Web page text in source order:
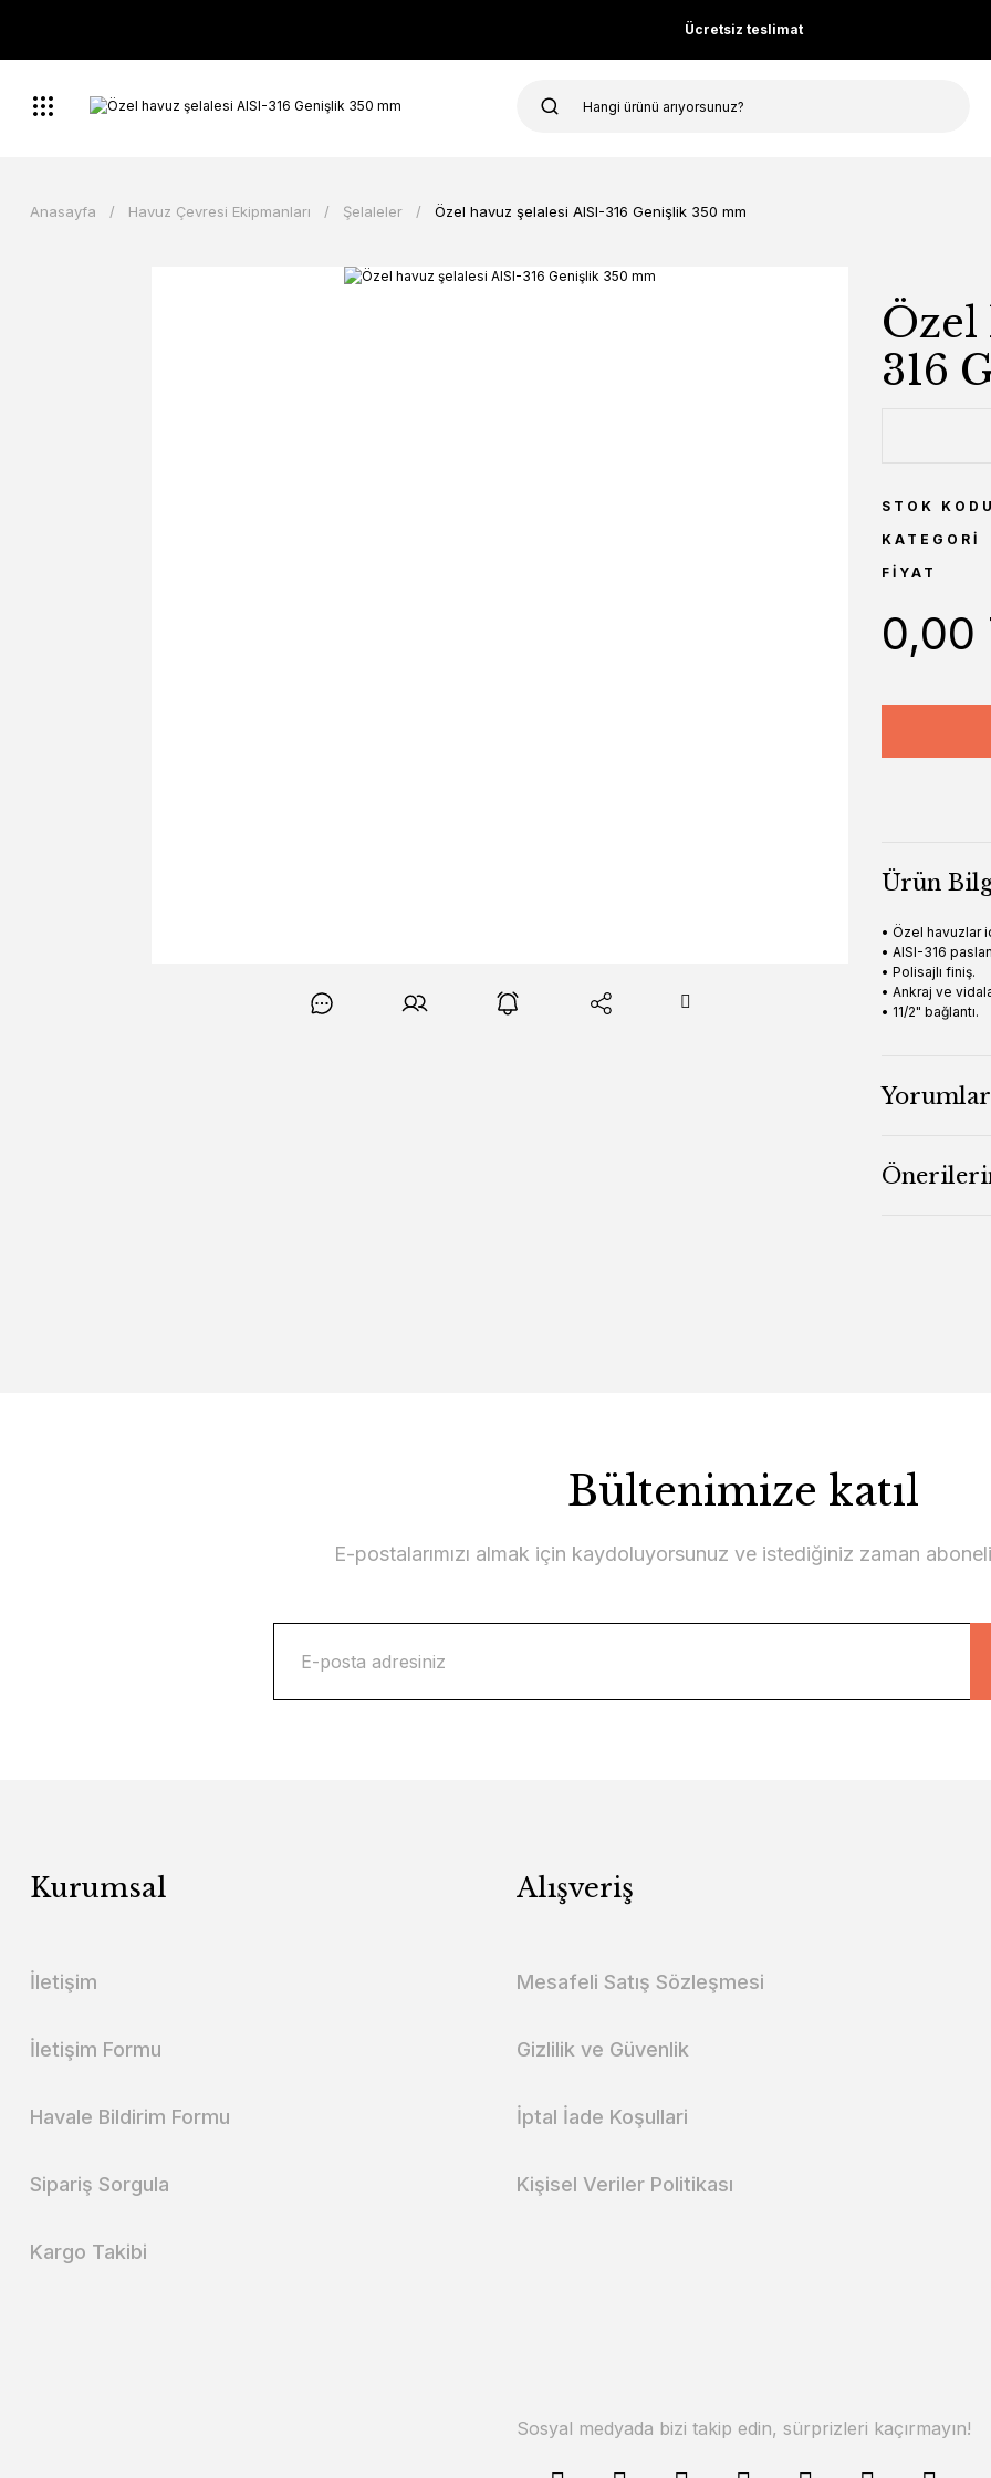
Ücretsiz teslimat
Anasayfa Havuz Çevresi Ekipmanları Şelaleler Özel havuz şelalesi AISI-316 Genişlik 350 mm
Özel
316
STOK KODU
KATEGORI
FIYAT
0,00
Ürün
• Özel havuzlar
• AISI-316
• Polisajlı finiş.
• Ankraj ve
• 11/2" bağlantı.
Yorumlar
Bültenimize katıl
E-postalarımızı almak için kaydoluyorsunuz ve istediğiniz zaman
Kurumsal
İletişim
İletişim Formu
Havale Bildirim Formu
Sipariş Sorgula
Kargo Takibi
Alışveriş
Mesafeli Satış Sözleşmesi
Gizlilik ve Güvenlik
İptal İade Koşullari
Kişisel Veriler Politikası
Sosyal medyada bizi takip edin, sürprizleri kaçırmayın!